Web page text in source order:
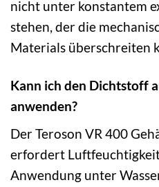
nicht unter konstantem
stehen, der die
Materials überschreiten
Kann ich den Dichtstoff
anwenden?
Der Teroson VR 400
erfordert
Anwendung unter